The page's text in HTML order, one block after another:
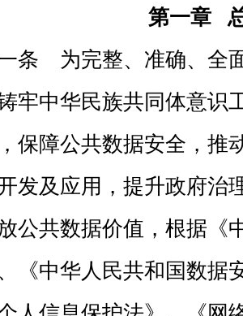
第一章
条 为完整、准确、全
牢中华民族共同体意识
保障公共数据安全，推
发及应用，提升政府治
公共数据价值，根据《
《中华人民共和国数据